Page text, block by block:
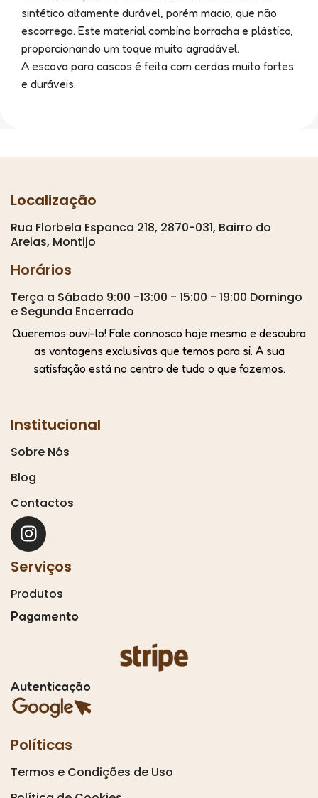
sintético altamente durável, porém macio, que não
escorrega. Este material combina borracha e plástico,
proporcionando um toque muito agradável.
A escova para cascos é feita com cerdas muito fortes
e duráveis.
Localização
Rua Florbela Espanca 218, 2870-031, Bairro do
Areias, Montijo
Horários
Terça a Sábado 9:00 -13:00 - 15:00 - 19:00 Domingo
e Segunda Encerrado
Queremos ouvi-lo! Fale connosco hoje mesmo e descubra
as vantagens exclusivas que temos para si. A sua
satisfação está no centro de tudo o que fazemos.
Institucional
Sobre Nós
Blog
Contactos
Serviços
Produtos
Pagamento
Autenticação
Políticas
Termos e Condições de Uso